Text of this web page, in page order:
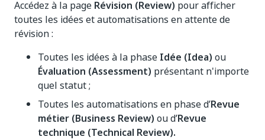
Accédez à la page Révision (Review) pour afficher
toutes les idées et automatisations en attente de
révision :
Toutes les idées à la phase Idée (Idea) ou
Évaluation (Assessment) présentant n'importe
quel statut ;
Toutes les automatisations en phase d’Revue
métier (Business Review) ou d’Revue
technique (Technical Review).